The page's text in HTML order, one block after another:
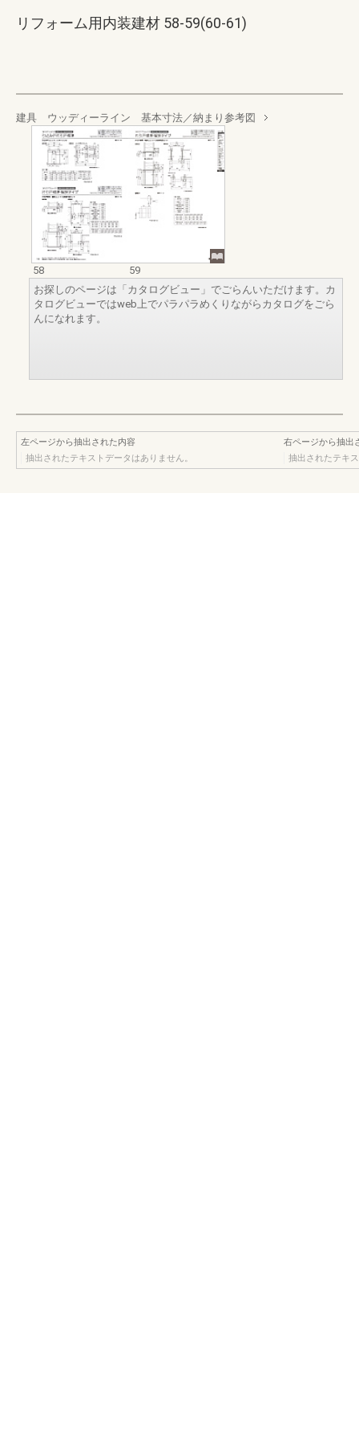
リフォーム用内装建材 58-59(60-61)
建具 ウッディーライン 基本寸法／納まり参考図
58
59
お探しのページは「カタログビュー」でごらんいただけます。カ
タログビューではweb上でパラパラめくりながらカタログをごら
んになれます。
左ページから抽出された内容
抽出されたテキストデータはありません。
右ページから抽出
抽出されたテキ